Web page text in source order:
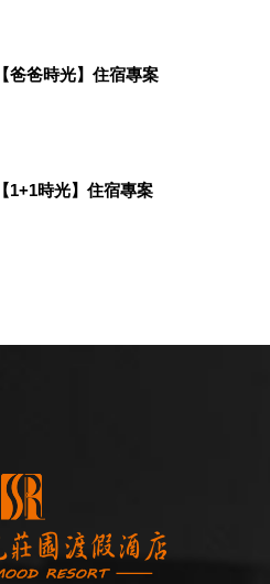
爸爸時光】住宿專案
1+1時光】住宿專案